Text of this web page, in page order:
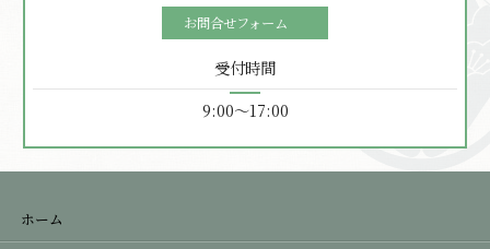
お問合せフォーム
受付時間
9:00〜17:00
ホーム